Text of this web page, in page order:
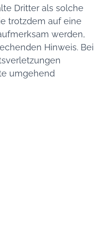
Dritter als solche
trotzdem auf eine
werden,
Hinweis. Bei
umgehend